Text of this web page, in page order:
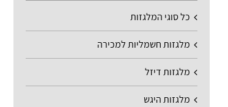
כל סוגי המלגזות
מלגזות חשמליות למכירה
מלגזות דיזל
מלגזות היגש